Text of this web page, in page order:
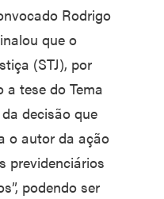
Rodrigo
que o
(STJ), por
a tese do Tema
decisão que
o autor da ação
previdenciários
podendo ser